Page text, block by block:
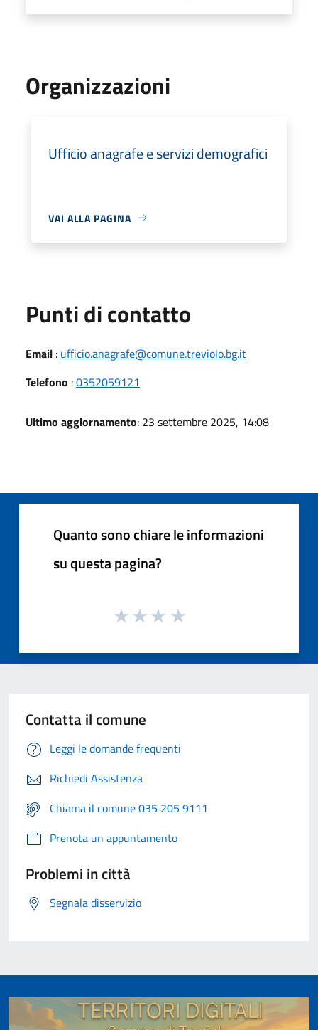
Organizzazioni
Ufficio anagrafe e servizi demografici
VAI ALLA PAGINA
Punti di contatto
Email : ufficio.anagrafe@comune.treviolo.bg.it
Telefono :0352059121
Ultimo aggiornamento: 23 settembre 2025, 14:08
Quanto sono chiare le informazioni
su questa pagina?
Contatta il comune
Leggi le domande frequenti
Richiedi Assistenza
Chiama il comune 035 205 9111
Prenota un appuntamento
Problemi in città
Segnala disservizio